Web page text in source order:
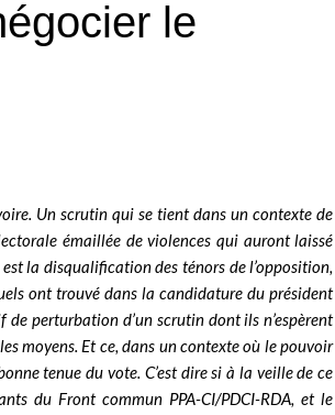
le
Un scrutin qui se tient dans un contexte de
émaillée de violences qui auront laissé
la disqualification des ténors de l’opposition,
ont trouvé dans la candidature du président
perturbation d’un scrutin dont ils n’espèrent
moyens. Et ce, dans un contexte où le pouvoir
tenue du vote. C’est dire si à la veille de ce
du Front commun PPA-CI/PDCI-RDA, et le